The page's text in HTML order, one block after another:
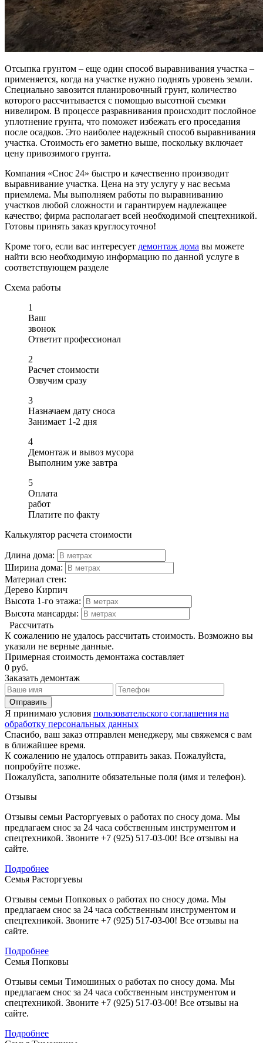
Отсыпка грунтом – еще один способ выравнивания участка –
применяется, когда на участке нужно поднять уровень земли.
Специально завозится планировочный грунт, количество
которого рассчитывается с помощью высотной съемки
нивелиром. В процессе разравнивания происходит послойное
уплотнение грунта, что поможет избежать его проседания
после осадков. Это наиболее надежный способ выравнивания
участка. Стоимость его заметно выше, поскольку включает
цену привозимого грунта.
Компания «Снос 24» быстро и качественно производит
выравнивание участка. Цена на эту услугу у нас весьма
приемлема. Мы выполняем работы по выравниванию
участков любой сложности и гарантируем надлежащее
качество; фирма располагает всей необходимой спецтехникой.
Готовы принять заказ круглосуточно!
Кроме того, если вас интересует демонтаж дома вы можете
найти всю необходимую информацию по данной услуге в
соответствующем разделе
Схема работы
1
Ваш
звонок
Ответит профессионал
2
Расчет стоимости
Озвучим сразу
3
Назначаем дату сноса
Занимает 1-2 дня
4
Демонтаж и вывоз мусора
Выполним уже завтра
5
Оплата
работ
Платите по факту
Калькулятор расчета стоимости
Длина дома:
Ширина дома:
Материал стен:
Дерево Кирпич
Высота 1-го этажа:
Высота мансарды:
Рассчитать
К сожалению не удалось рассчитать стоимость. Возможно вы
указали не верные данные.
Примерная стоимость демонтажа составляет
0 руб.
Заказать демонтаж
Отправить
Я принимаю условия пользовательского соглашения на
обработку персональных данных
Спасибо, ваш заказ отправлен менеджеру, мы свяжемся с вам
в ближайшее время.
К сожалению не удалось отправить заказ. Пожалуйста,
попробуйте позже.
Пожалуйста, заполните обязательные поля (имя и телефон).
Отзывы
Отзывы семьи Расторгуевых о работах по сносу дома. Мы
предлагаем снос за 24 часа собственным инструментом и
спецтехникой. Звоните +7 (925) 517-03-00! Все отзывы на
сайте.
Подробнее
Семья Расторгуевы
Отзывы семьи Попковых о работах по сносу дома. Мы
предлагаем снос за 24 часа собственным инструментом и
спецтехникой. Звоните +7 (925) 517-03-00! Все отзывы на
сайте.
Подробнее
Семья Попковы
Отзывы семьи Тимошиных о работах по сносу дома. Мы
предлагаем снос за 24 часа собственным инструментом и
спецтехникой. Звоните +7 (925) 517-03-00! Все отзывы на
сайте.
Подробнее